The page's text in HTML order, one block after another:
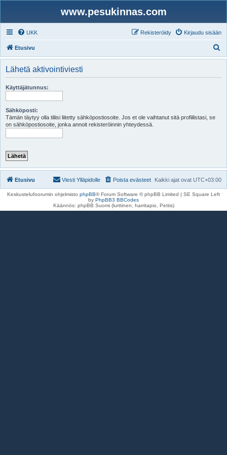
www.pesukinnas.com
UKK Kirjaudu sisään
Rekisteröidy
Etusivu
t
Lähetä aktivointiviesti
Käyttäjätunnus:
Sähköposti:
Tämän täytyy olla tiliisi liitetty sähköpostiosoite. Jos et ole vaihtanut sitä profiilistasi, se
on sähköpostiosoite, jonka annoit rekisteröinnin yhteydessä.
Etusivu Kaikki ajat ovat UTC+03:00
Poista evästeet
Viesti Ylläpidolle
Keskustelufoorumin ohjelmisto phpBB® Forum Software © phpBB Limited | SE Square Left
by PhpBB3 BBCodes
Käännös: phpBB Suomi (lurttinen, harritapio, Pettis)